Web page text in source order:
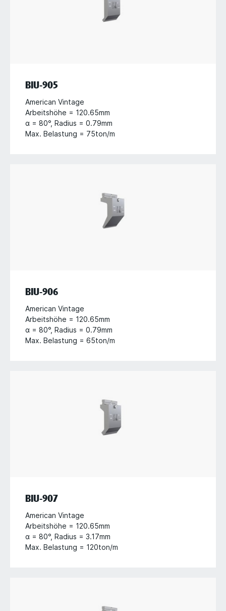
BIU-905
American Vintage
Arbeitshöhe = 120.65mm
α = 80°, Radius = 0.79mm
Max. Belastung = 75ton/m
BIU-906
American Vintage
Arbeitshöhe = 120.65mm
α = 80°, Radius = 0.79mm
Max. Belastung = 65ton/m
BIU-907
American Vintage
Arbeitshöhe = 120.65mm
α = 80°, Radius = 3.17mm
Max. Belastung = 120ton/m